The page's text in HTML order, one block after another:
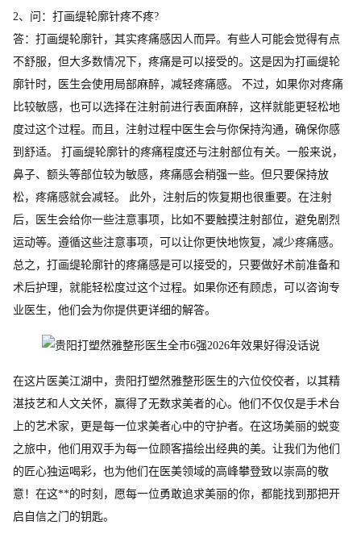
2、问：打画缇轮廓针疼不疼?
答：打画缇轮廓针，其实疼痛感因人而异。有些人可能会觉得有点
不舒服，但大多数情况下，疼痛是可以接受的。这是因为打画缇轮
廓针时，医生会使用局部麻醉，减轻疼痛感。 不过，如果你对疼痛
比较敏感，也可以选择在注射前进行表面麻醉，这样就能更轻松地
度过这个过程。而且，注射过程中医生会与你保持沟通，确保你感
到舒适。 打画缇轮廓针的疼痛程度还与注射部位有关。一般来说，
鼻子、额头等部位较为敏感，疼痛感会稍强一些。但只要保持放
松，疼痛感就会减轻。 此外，注射后的恢复期也很重要。在注射
后，医生会给你一些注意事项，比如不要触摸注射部位，避免剧烈
运动等。遵循这些注意事项，可以让你更快地恢复，减少疼痛感。
总之，打画缇轮廓针的疼痛感是可以接受的，只要做好术前准备和
术后护理，就能轻松度过这个过程。如果你还有顾虑，可以咨询专
业医生，他们会为你提供更详细的解答。
在这片医美江湖中，贵阳打塑然雅整形医生的六位佼佼者，以其精
湛技艺和人文关怀，赢得了无数求美者的心。他们不仅仅是手术台
上的艺术家，更是每一位求美者心中的守护者。在这场美丽的蜕变
之旅中，他们用双手为每一位顾客描绘出经典的美。让我们为他们
的匠心独运喝彩，也为他们在医美领域的高峰攀登致以崇高的敬
意！在这**的时刻，愿每一位勇敢追求美丽的你，都能找到那把开
启自信之门的钥匙。